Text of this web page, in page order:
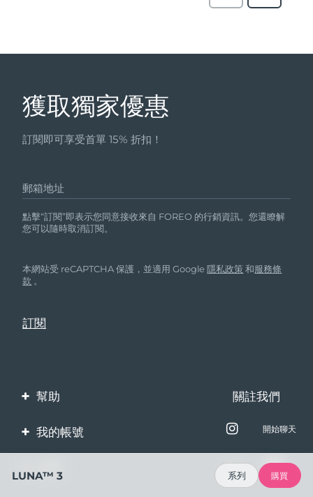
獲取獨家優惠
訂閱即可享受首單 15% 折扣！
郵箱地址
點擊“訂閱”即表示您同意接收來自 FOREO 的行銷資訊。您還瞭解
您可以隨時取消訂閱。
本網站受 reCAPTCHA 保護，並適用 Google隱私政策 和服務條
款 。
幫助
聯繫我們
訂單與運輸
保修與退換貨
關註我們
我的帳號 開始聊天
LUNA™ 3 系列 購買